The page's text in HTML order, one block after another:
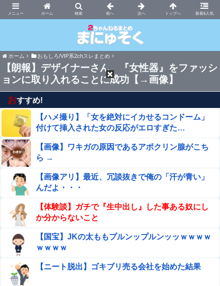
ホーム 新着&人気
まにゅそく 2chまとめニュース速報VIP
ホーム おもしろ/VIP系2chスレまとめ
【朗報】デザイナーさん、『女性器』をファッシ
ョンに取り入れることに成功【→画像】
おすすめ!
【ハメ撮り】「女を絶対にイカせるコンドーム」
付けて挿入された女の反応がエロすぎた…
【画像】ワキガの原因であるアポクリン腺がこち
ら →
【画像アリ】最近、冗談抜きで俺の「汗が青い」
んだよ・・・
【体験談】ガチで『生中出し』した事ある奴にし
か分からないこと
【国宝】JKの太ももプルンップルンッッｗｗｗｗ
ｗｗｗｗ
【ニート脱出】ゴキブリ売る会社を始めた結果